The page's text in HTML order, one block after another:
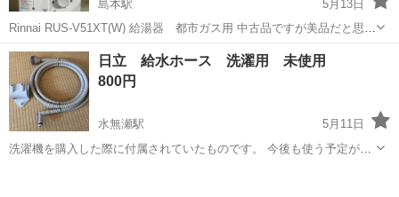
島本駅
5月13日
Rinnai RUS-V51XT(W) 給湯器 都市ガス用 中古品ですが美品だと思い
ます 2018年製です どうぞよろしくお願い致します
大阪 三島郡 島本駅 生活家電 給湯器
日立 給水ホース 洗濯用 未使用
800円
水無瀬駅
5月11日
洗濯機を購入した際に付属されていたものです。 今後も使う予定がな